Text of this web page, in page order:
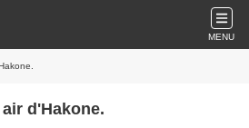
MENU
d'Hakone.